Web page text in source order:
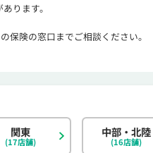
ります。
保険の窓口までご相談ください。
関東
(17店舗)
中部・北陸
(16店舗)